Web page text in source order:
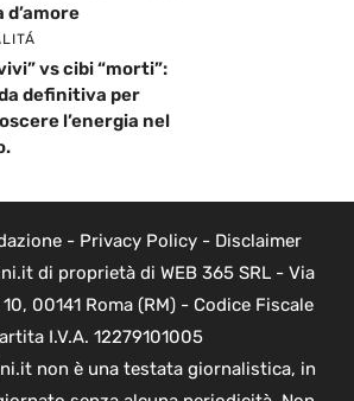
vs cibi “morti”:
definitiva per
l’energia nel
- Privacy Policy- Disclaimer
di proprietà di WEB 365 SRL - Via
00141 Roma (RM) - Codice Fiscale
I.V.A. 12279101005
non è una testata giornalistica, in